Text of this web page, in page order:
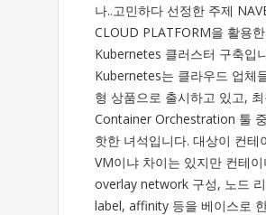
나..고민하다 선정한 주제
CLOUD PLATFORM을 활용한
Kubernetes 클러스터 구축입
Kubernetes는 클라우드 업체
형 상품으로 출시하고 있고,
Container Orchestration 툴
핫한 녀석입니다. 대상이 컨테
VM이냐 차이는 있지만 컨테
overlay network 구성, 노드
label, affinity 등을 베이스로